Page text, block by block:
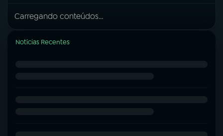
Carregando conteúdos...
Notícias Recentes